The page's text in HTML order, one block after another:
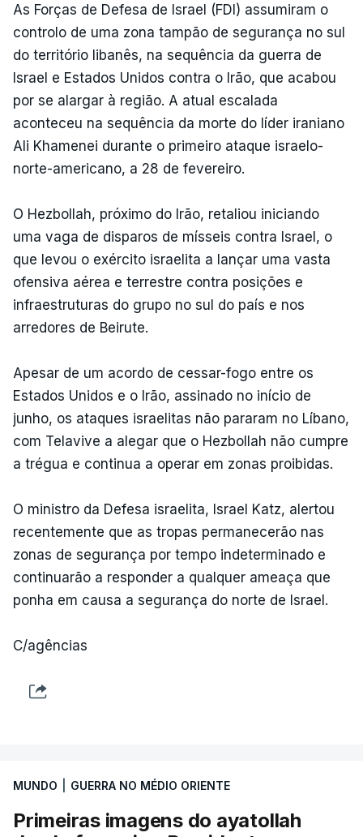
As Forças de Defesa de Israel (FDI) assumiram o
controlo de uma zona tampão de segurança no sul
do território libanês, na sequência da guerra de
Israel e Estados Unidos contra o Irão, que acabou
por se alargar à região. A atual escalada
aconteceu na sequência da morte do líder iraniano
Ali Khamenei durante o primeiro ataque israelo-
norte-americano, a 28 de fevereiro.
O Hezbollah, próximo do Irão, retaliou iniciando
uma vaga de disparos de mísseis contra Israel, o
que levou o exército israelita a lançar uma vasta
ofensiva aérea e terrestre contra posições e
infraestruturas do grupo no sul do país e nos
arredores de Beirute.
Apesar de um acordo de cessar-fogo entre os
Estados Unidos e o Irão, assinado no início de
junho, os ataques israelitas não pararam no Líbano,
com Telavive a alegar que o Hezbollah não cumpre
a trégua e continua a operar em zonas proibidas.
O ministro da Defesa israelita, Israel Katz, alertou
recentemente que as tropas permanecerão nas
zonas de segurança por tempo indeterminado e
continuarão a responder a qualquer ameaça que
ponha em causa a segurança do norte de Israel.
C/agências
MUNDO GUERRA NO MÉDIO ORIENTE
Primeiras imagens do ayatollah